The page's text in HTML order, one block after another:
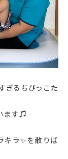
ぎるちびっこた
ます♫
ラ✨を散りば